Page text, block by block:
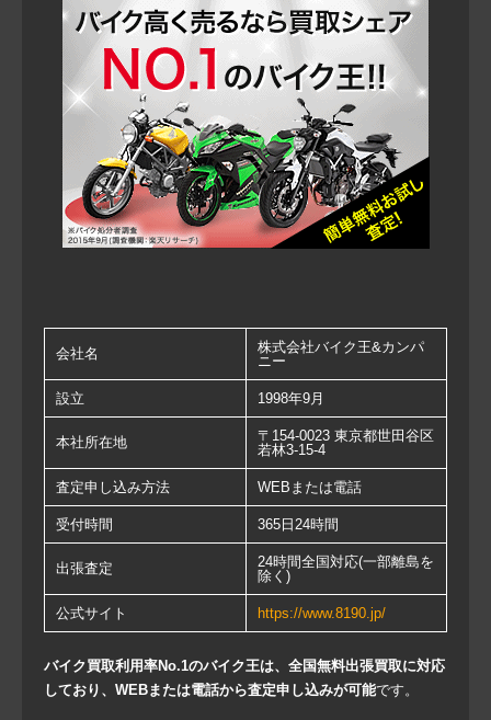
会社名
株式会社バイク王&カンパ
ニー
設立 1998年9月
本社所在地
〒154-0023 東京都世田谷区
若林3-15-4
査定申し込み方法 WEBまたは電話
受付時間 365日24時間
出張査定
24時間全国対応(一部離島を
除く)
公式サイト https://www.8190.jp/
バイク買取利用率No.1のバイク王は、全国無料出張買取に対応
しており、WEBまたは電話から査定申し込みが可能です。